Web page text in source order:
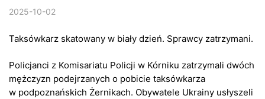
2025-10-02
Taksówkarz skatowany w biały dzień. Sprawcy zatrzymani.
Policjanci z Komisariatu Policji w Kórniku zatrzymali dwóch
mężczyzn podejrzanych o pobicie taksówkarza
w podpoznańskich Żernikach. Obywatele Ukrainy usłyszeli